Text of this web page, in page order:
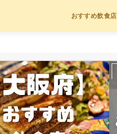
おすすめ飲食店